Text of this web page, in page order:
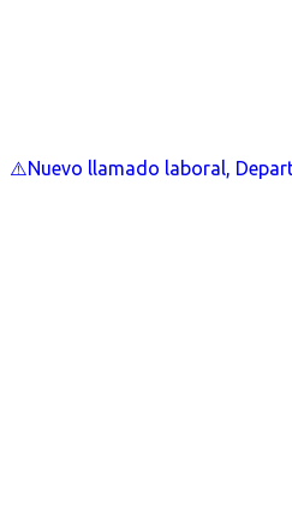
⚠️Nuevo llamado laboral,